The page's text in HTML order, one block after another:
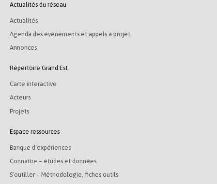
Actualités du réseau
Actualités
Agenda des événements et appels à projet
Annonces
Répertoire Grand Est
Carte interactive
Acteurs
Projets
Espace ressources
Banque d’expériences
Connaître – études et données
S’outiller – Méthodologie, fiches outils